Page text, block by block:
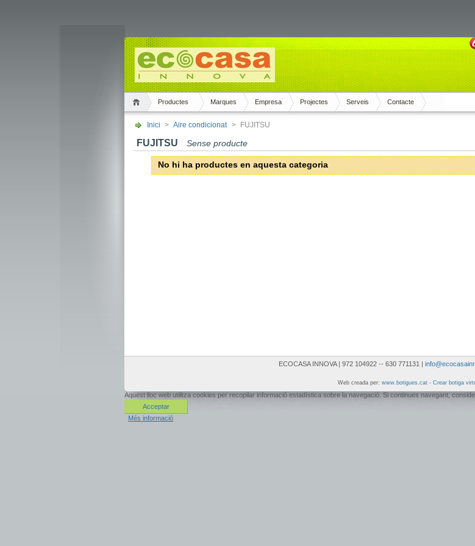
Productes Marques Empresa Projectes Serveis Contacte
Inici > Aire condicionat > FUJITSU
FUJITSU Sense producte
No hi ha productes en aquesta categoria
ECOCASA INNOVA | 972 104922 -- 630 771131 |
Web creada per: www.botigues.cat - Crear botiga
Aquest lloc web utilitza cookies per recopilar informació estadística sobre la navegació. Si continues navegant,
Acceptar
Més informació